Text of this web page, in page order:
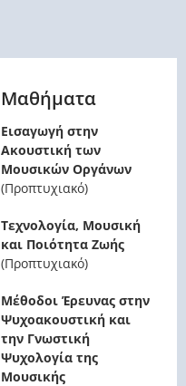
Μαθήματα
Εισαγωγή στην
Ακουστική των
Μουσικών Οργάνων
(Προπτυχιακό)
Τεχνολογία, Μουσική
και Ποιότητα Ζωής
(Προπτυχιακό)
Μέθοδοι Έρευνας στην
Ψυχοακουστική και
την Γνωστική
Ψυχολογία της
Μουσικής